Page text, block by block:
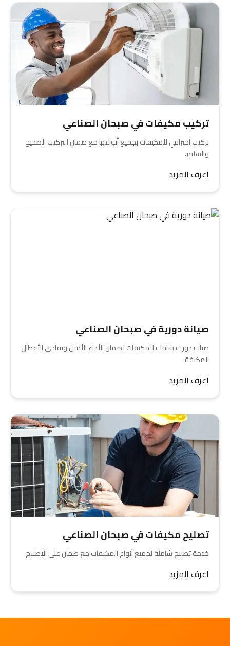
تركيب مكيفات في صبحان الصناعي
تركيب احترافي للمكيفات بجميع أنواعها مع ضمان التركيب الصحيح
والسليم.
اعرف المزيد
صيانة دورية في صبحان الصناعي
صيانة دورية شاملة للمكيفات لضمان الأداء الأمثل وتفادي الأعطال
المكلفة.
اعرف المزيد
تصليح مكيفات في صبحان الصناعي
خدمة تصليح شاملة لجميع أنواع المكيفات مع ضمان على الإصلاح.
اعرف المزيد